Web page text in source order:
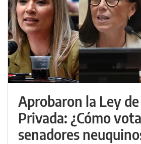
Aprobaron la Ley
Privada: ¿Cómo
senadores